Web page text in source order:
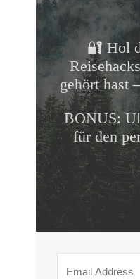
🔐 Hol
gehört hast
BONUS:
für den